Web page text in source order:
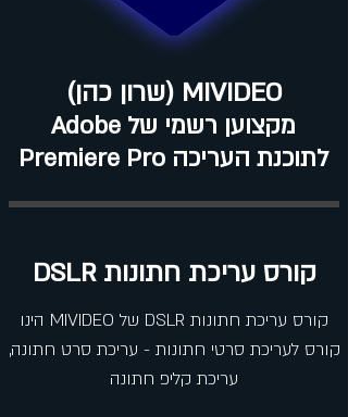
MIVIDEO (שרון כהן)
מקצוען רשמי של Adobe
לתוכנת העריכה Premiere Pro
קורס עריכת חתונות DSLR
קורס עריכת חתונות DSLR של MIVIDEO הינו
קורס לעריכת סרטי חתונות - עריכת סרט חתונה,
עריכת קליפ חתונה